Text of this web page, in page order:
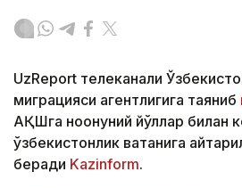
UzReport телеканали
миграцияси агентлигига таяниб
АҚШга ноқонуний йўллар билан
ўзбекистонлик ватанига
беради Kazinform.